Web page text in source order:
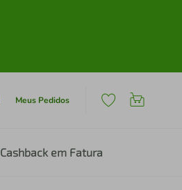
Meus Pedidos
Cashback em Fatura